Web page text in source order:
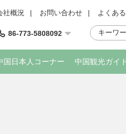
社概況 | お問い合わせ | よくあ
86-773-5808092
国日本人コーナー 中国観光ガイ